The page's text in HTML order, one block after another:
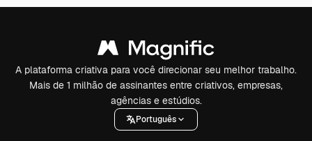
A plataforma criativa para você direcionar seu melhor trabalho.
Mais de 1 milhão de assinantes entre criativos, empresas,
agências e estúdios.
Português